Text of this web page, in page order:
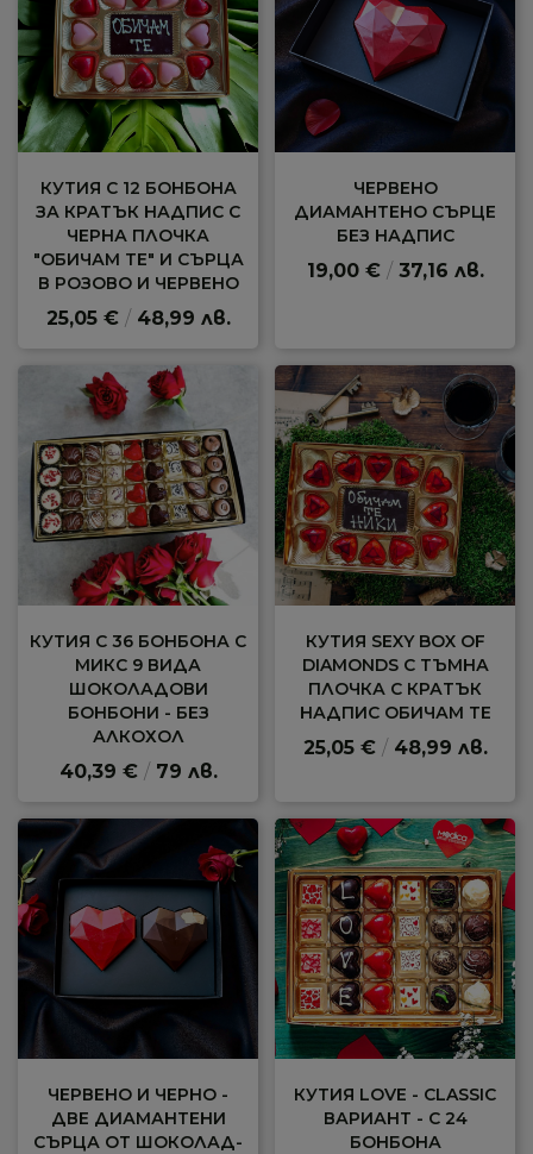
КУТИЯ С 12 БОНБОНА
ЗА КРАТЪК НАДПИС С
ЧЕРНА ПЛОЧКА
"ОБИЧАМ ТЕ" И СЪРЦА
В РОЗОВО И ЧЕРВЕНО
25,05 € /48,99 лв.
ЧЕРВЕНО
ДИАМАНТЕНО СЪРЦЕ
БЕЗ НАДПИС
19,00 € /37,16 лв.
КУТИЯ С 36 БОНБОНА С
МИКС 9 ВИДА
ШОКОЛАДОВИ
БОНБОНИ - БЕЗ
АЛКОХОЛ
40,39 € /79 лв.
КУТИЯ SEXY BOX OF
DIAMONDS С ТЪМНА
ПЛОЧКА С КРАТЪК
НАДПИС ОБИЧАМ ТЕ
25,05 € /48,99 лв.
ЧЕРВЕНО И ЧЕРНО -
ДВЕ ДИАМАНТЕНИ
СЪРЦА ОТ ШОКОЛАД-
КУТИЯ LOVE - CLASSIC
ВАРИАНТ - С 24
БОНБОНА